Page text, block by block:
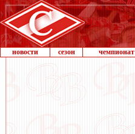
новости сезон чемпионат